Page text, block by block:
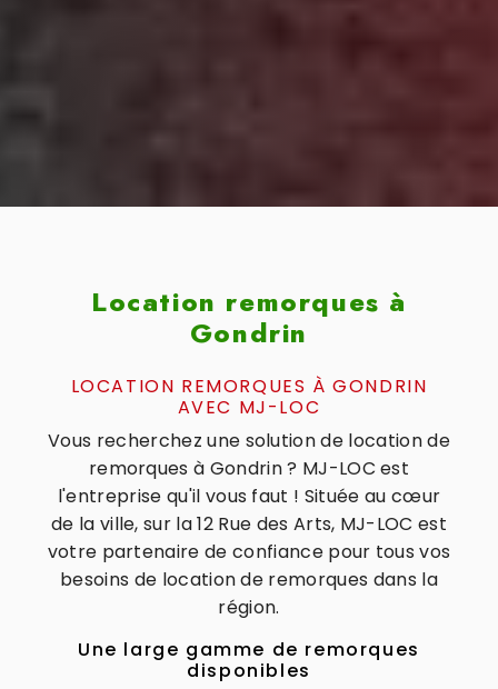
Location remorques à
Gondrin
LOCATION REMORQUES À GONDRIN
AVEC MJ-LOC
Vous recherchez une solution de location de
remorques à Gondrin ? MJ-LOC est
l'entreprise qu'il vous faut ! Située au cœur
de la ville, sur la 12 Rue des Arts, MJ-LOC est
votre partenaire de confiance pour tous vos
besoins de location de remorques dans la
région.
Une large gamme de remorques
disponibles